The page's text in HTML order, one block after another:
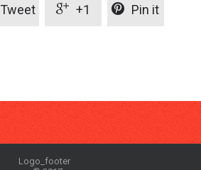
Tweet  +1  Pin it